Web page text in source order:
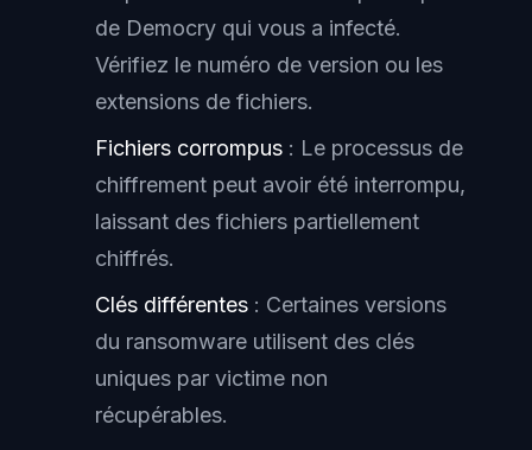
de Democry qui vous a infecté.
Vérifiez le numéro de version ou les
extensions de fichiers.
Fichiers corrompus : Le processus de
chiffrement peut avoir été interrompu,
laissant des fichiers partiellement
chiffrés.
Clés différentes : Certaines versions
du ransomware utilisent des clés
uniques par victime non
récupérables.